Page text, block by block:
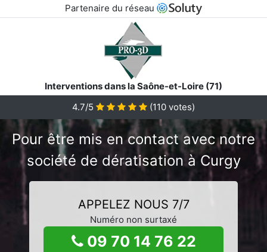
Partenaire du réseau
Interventions dans la Saône-et-Loire (71)
4.7/5
(110 votes)
Pour être mis en contact avec notre
société de dératisation à Curgy
APPELEZ NOUS 7/7
Numéro non surtaxé
09 70 14 76 22